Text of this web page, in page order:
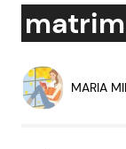
Economia
Persone
MARIA